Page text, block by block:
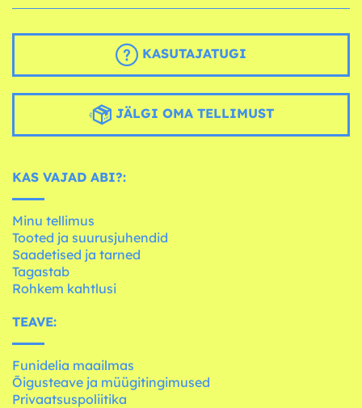
KASUTAJATUGI
JÄLGI OMA TELLIMUST
KAS VAJAD ABI?:
Minu tellimus
Tooted ja suurusjuhendid
Saadetised ja tarned
Tagastab
Rohkem kahtlusi
TEAVE:
Funidelia maailmas
Õigusteave ja müügitingimused
Privaatsuspoliitika